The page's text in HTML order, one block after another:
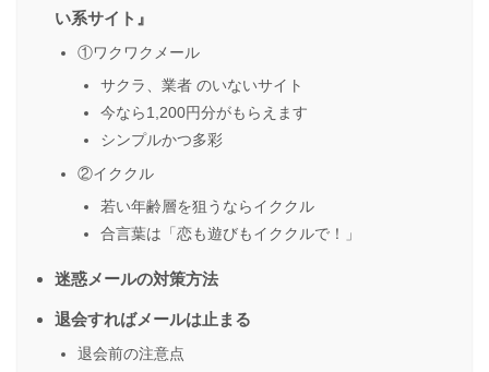
い系サイト』
①ワクワクメール
サクラ、業者 のいないサイト
今なら1,200円分がもらえます
シンプルかつ多彩
②イククル
若い年齢層を狙うならイククル
合言葉は「恋も遊びもイククルで！」
迷惑メールの対策方法
退会すればメールは止まる
退会前の注意点